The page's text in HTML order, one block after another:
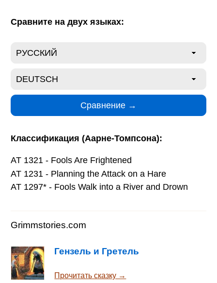
Сравните на двух языках:
Классификация (Аарне-Томпсона):
AT 1321 - Fools Are Frightened
AT 1231 - Planning the Attack on a Hare
AT 1297* - Fools Walk into a River and Drown
Grimmstories.com
Гензель и Гретель
Прочитать сказку →